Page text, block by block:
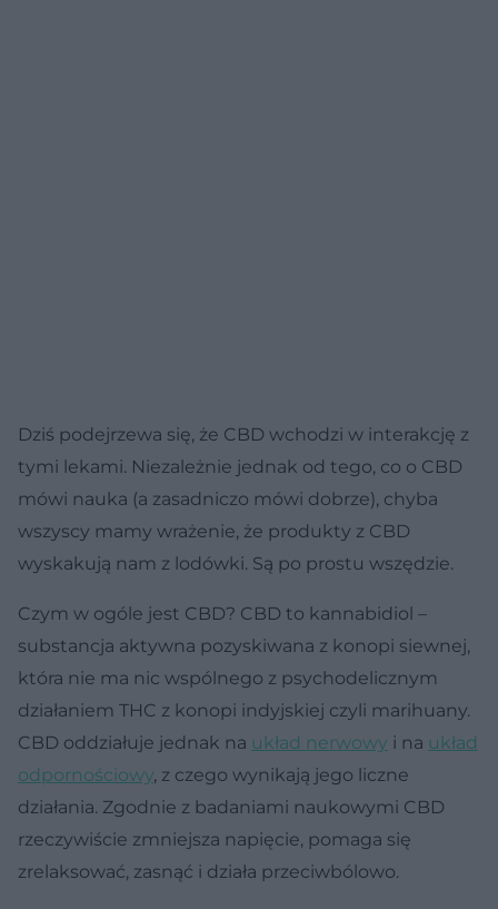
Dziś podejrzewa się, że CBD wchodzi w interakcję z
tymi lekami. Niezależnie jednak od tego, co o CBD
mówi nauka (a zasadniczo mówi dobrze), chyba
wszyscy mamy wrażenie, że produkty z CBD
wyskakują nam z lodówki. Są po prostu wszędzie.
Czym w ogóle jest CBD? CBD to kannabidiol –
substancja aktywna pozyskiwana z konopi siewnej,
która nie ma nic wspólnego z psychodelicznym
działaniem THC z konopi indyjskiej czyli marihuany.
CBD oddziałuje jednak na układ nerwowy i na układ
odpornościowy, z czego wynikają jego liczne
działania. Zgodnie z badaniami naukowymi CBD
rzeczywiście zmniejsza napięcie, pomaga się
zrelaksować, zasnąć i działa przeciwbólowo.